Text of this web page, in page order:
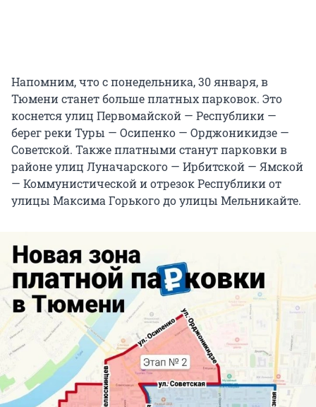
Напомним, что с понедельника, 30 января, в
Тюмени станет больше платных парковок. Это
коснется улиц Первомайской — Республики —
берег реки Туры — Осипенко — Орджоникидзе —
Советской. Также платными станут парковки в
районе улиц Луначарского — Ирбитской — Ямской
— Коммунистической и отрезок Республики от
улицы Максима Горького до улицы Мельникайте.